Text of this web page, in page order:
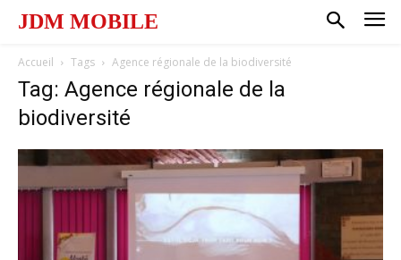
JDM MOBILE
Accueil Tags Agence régionale de la biodiversité
Tag: Agence régionale de la
biodiversité